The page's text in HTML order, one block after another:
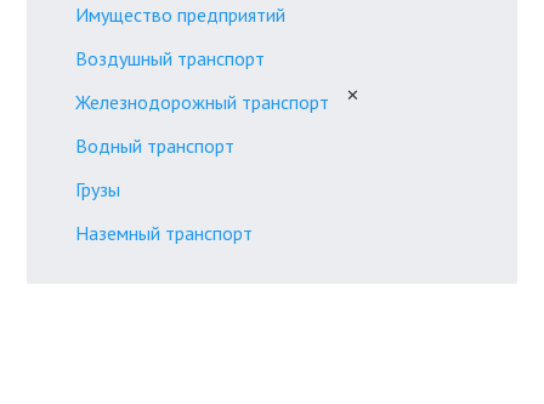
Имущество предприятий
Воздушный транспорт
Железнодорожный транспорт
✕
Водный транспорт
Грузы
Наземный транспорт